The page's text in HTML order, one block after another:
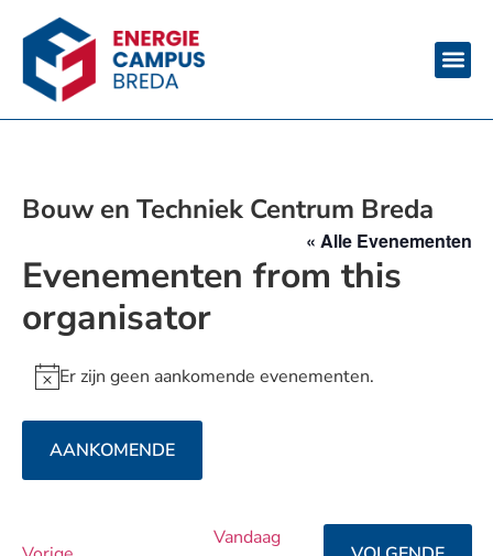
Bouw en Techniek Centrum Breda
« Alle Evenementen
Evenementen from this
organisator
Bericht
Er zijn geen aankomende evenementen.
AANKOMENDE
Selecteer
Vandaag